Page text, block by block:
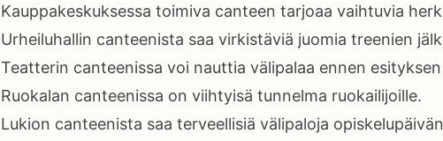
Kauppakeskuksessa toimiva canteen tarjoaa vaihtuvia
Urheiluhallin canteenista saa virkistäviä juomia treenien
Teatterin canteenissa voi nauttia välipalaa ennen esityksen
Ruokalan canteenissa on viihtyisä tunnelma ruokailijoille.
Lukion canteenista saa terveellisiä välipaloja